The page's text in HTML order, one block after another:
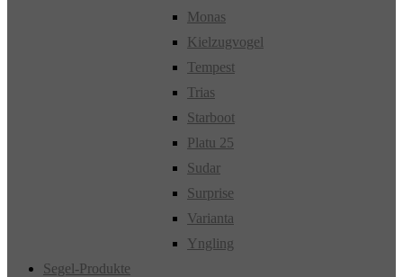
Monas
Kielzugvogel
Tempest
Trias
Starboot
Platu 25
Sudar
Surprise
Varianta
Yngling
Segel-Produkte